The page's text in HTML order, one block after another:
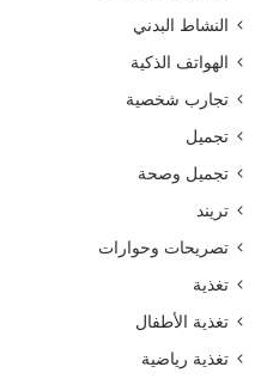
النشاط البدني
الهواتف الذكية
تجارب شخصية
تجميل
تجميل وصحة
تريند
تصريحات وحوارات
تغذية
تغذية الأطفال
تغذية رياضية